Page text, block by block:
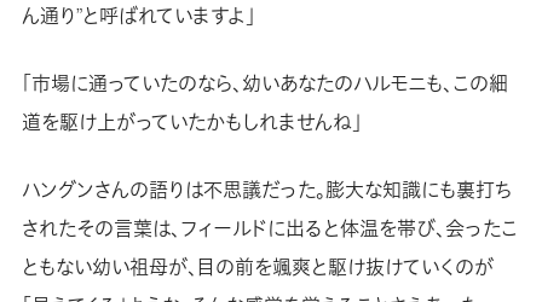
ん通り”と呼ばれていますよ」
「市場に通っていたのなら、幼いあなたのハルモニも、この細
道を駆け上がっていたかもしれませんね」
ハングンさんの語りは不思議だった。膨大な知識にも裏打ち
されたその言葉は、フィールドに出ると体温を帯び、会ったこ
ともない幼い祖母が、目の前を颯爽と駆け抜けていくのが